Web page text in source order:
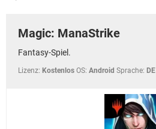
Magic: ManaStrike
Fantasy-Spiel.
Lizenz: Kostenlos OS: Android Sprache: DE